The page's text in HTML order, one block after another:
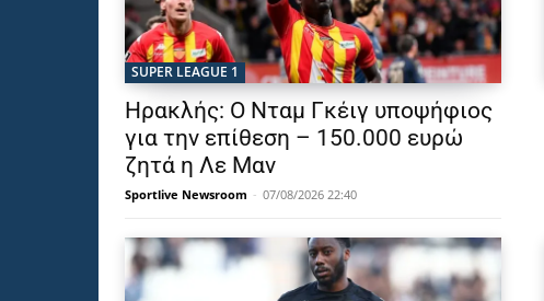
SUPER LEAGUE 1
Ηρακλής: Ο Νταμ Γκέιγ υποψήφιος
για την επίθεση – 150.000 ευρώ
ζητά η Λε Μαν
Sportlive Newsroom - 07/08/2026 22:40